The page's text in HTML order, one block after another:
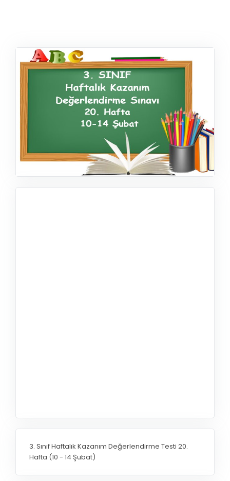
3. Sınıf Haftalık Kazanım Değerlendirme Testi 20.
Hafta (10 - 14 Şubat)